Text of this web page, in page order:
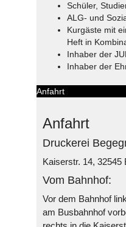
Schüler,
ALG- und
Kurgäste mit
Heft in
Inhaber der
Inhaber der
Anfahrt
Anfahrt
Druckerei
Kaiserstr. 14, 32545
Vom Bahnhof:
Vor dem Bahnhof
am Busbahnhof